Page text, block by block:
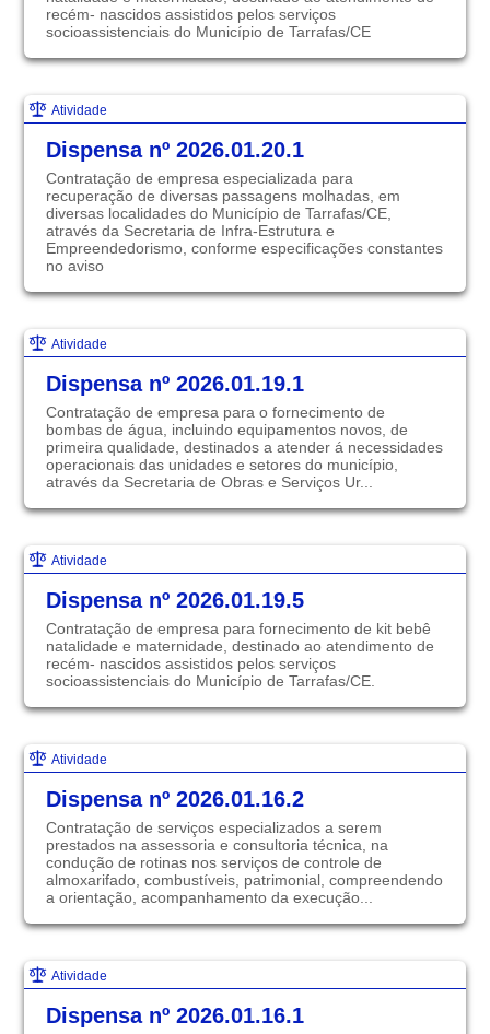
recém- nascidos assistidos pelos serviços
socioassistenciais do Município de Tarrafas/CE
Atividade
Dispensa nº 2026.01.20.1
Contratação de empresa especializada para
recuperação de diversas passagens molhadas, em
diversas localidades do Município de Tarrafas/CE,
através da Secretaria de Infra-Estrutura e
Empreendedorismo, conforme especificações constantes
no aviso
Atividade
Dispensa nº 2026.01.19.1
Contratação de empresa para o fornecimento de
bombas de água, incluindo equipamentos novos, de
primeira qualidade, destinados a atender á necessidades
operacionais das unidades e setores do município,
através da Secretaria de Obras e Serviços Ur...
Atividade
Dispensa nº 2026.01.19.5
Contratação de empresa para fornecimento de kit bebê
natalidade e maternidade, destinado ao atendimento de
recém- nascidos assistidos pelos serviços
socioassistenciais do Município de Tarrafas/CE.
Atividade
Dispensa nº 2026.01.16.2
Contratação de serviços especializados a serem
prestados na assessoria e consultoria técnica, na
condução de rotinas nos serviços de controle de
almoxarifado, combustíveis, patrimonial, compreendendo
a orientação, acompanhamento da execução...
Atividade
Dispensa nº 2026.01.16.1